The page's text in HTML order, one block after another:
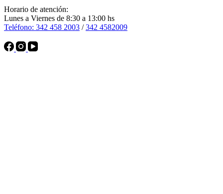
Horario de atención:
Lunes a Viernes de 8:30 a 13:00 hs
Teléfono: 342 458 2003 /342 4582009